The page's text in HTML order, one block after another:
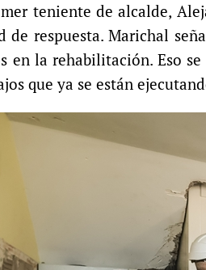
teniente de alcalde,
de respuesta. Marichal
en la rehabilitación. Eso
que ya se están